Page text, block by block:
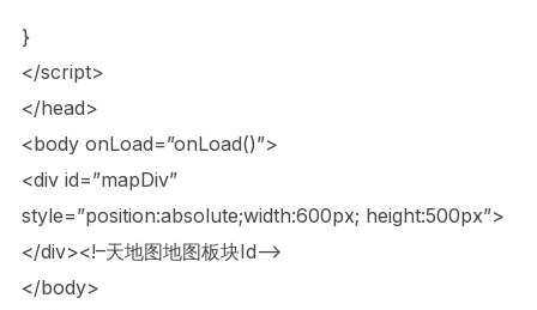
}
</script>
</head>
<body onLoad=”onLoad()”>
<div id=”mapDiv”
style=”position:absolute;width:600px; height:500px”>
</div><!–天地图地图板块Id–>
</body>